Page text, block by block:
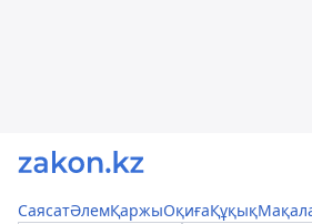
СаясатӘлемҚаржыОқиғаҚұқық